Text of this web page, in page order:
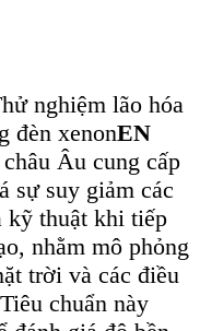
nghiệm lão hóa
đèn xenonEN
Âu cung cấp
sự suy giảm các
kỹ thuật khi tiếp
nhằm mô phỏng
trời và các điều
chuẩn này